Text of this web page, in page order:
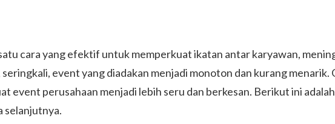
cara yang efektif untuk memperkuat ikatan antar karyawan,
event yang diadakan menjadi monoton dan kurang
event perusahaan menjadi lebih seru dan berkesan. Berikut ini
selanjutnya.